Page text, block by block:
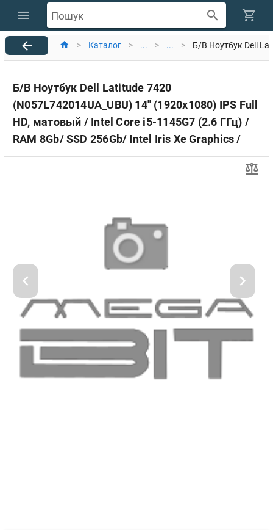
Пошук
> Каталог > ... > ... > Б/В Ноутбук Dell
Б/В Ноутбук Dell Latitude 7420
(N057L742014UA_UBU) 14" (1920x1080) IPS Full
HD, матовый / Intel Core i5-1145G7 (2.6 ГГц) /
RAM 8Gb/ SSD 256Gb/ Intel Iris Xe Graphics /
без ОД / LAN / Wi-Fi / Bluetooth / веб-камера /
подсветка клавиатуры/ Windows 10 Pro / 1.37